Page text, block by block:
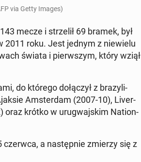
via Getty Images)
mecze i strzelił 69 bramek, był
2011 roku. Jest jednym z niewielu
świata i pier­wszym, który wziął
do którego dołączył z brazyli­
Am­s­ter­dam (2007-10), Liv­er­
oraz krótko w urug­wa­jskim Na­tion­
a następ­nie zmierzy się z